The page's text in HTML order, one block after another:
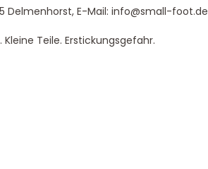
Delmenhorst, E-Mail: info@small-foot.de
Teile. Erstickungsgefahr.